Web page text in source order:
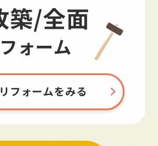
改築/全面
ォーム
フォームをみる